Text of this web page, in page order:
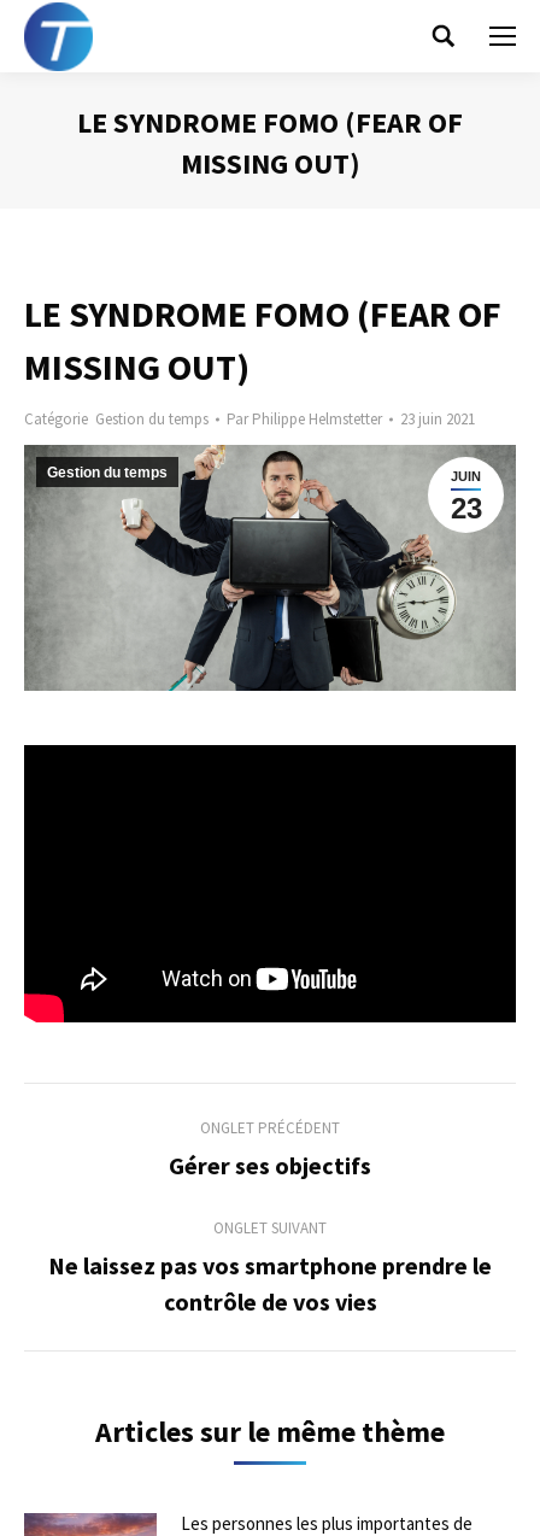
Search:
LE SYNDROME FOMO (FEAR OF
MISSING OUT)
LE SYNDROME FOMO (FEAR OF
MISSING OUT)
Catégorie Gestion du temps ParPhilippe Helmstetter 23 juin 2021
JUIN
23
Gestion du temps
commentaire
ONGLET PRÉCÉDENT
Onglet
Gérer ses objectifs
ONGLET SUIVANT
Onglet
suivant
Ne laissez pas vos smartphone prendre le
contrôle de vos vies
Articles sur le même thème
Les personnes les plus importantes de